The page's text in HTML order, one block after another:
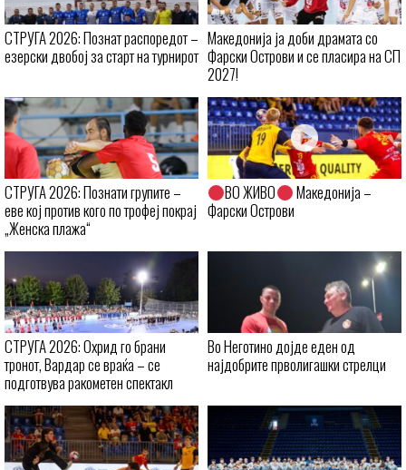
СТРУГА 2026: Познат распоредот –
езерски двобој за старт на турнирот
Македонија ја доби драмата со
Фарски Острови и се пласира на СП
2027!
СТРУГА 2026: Познати групите –
еве кој против кого по трофеј покрај
„Женска плажа“
ВО ЖИВО
Македонија –
Фарски Острови
СТРУГА 2026: Охрид го брани
тронот, Вардар се враќа – се
подготвува ракометен спектакл
Во Неготино дојде еден од
најдобрите прволигашки стрелци